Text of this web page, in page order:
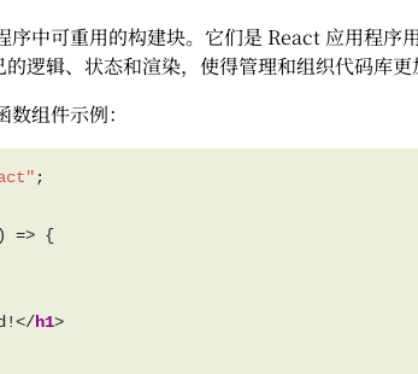
序中可重用的构建块。它们是 React 应用程序
逻辑、状态和渲染，使得管理和组织代码库更
组件示例：
h1